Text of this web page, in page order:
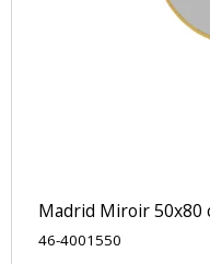
Madrid Miroir 50x80
46-4001550